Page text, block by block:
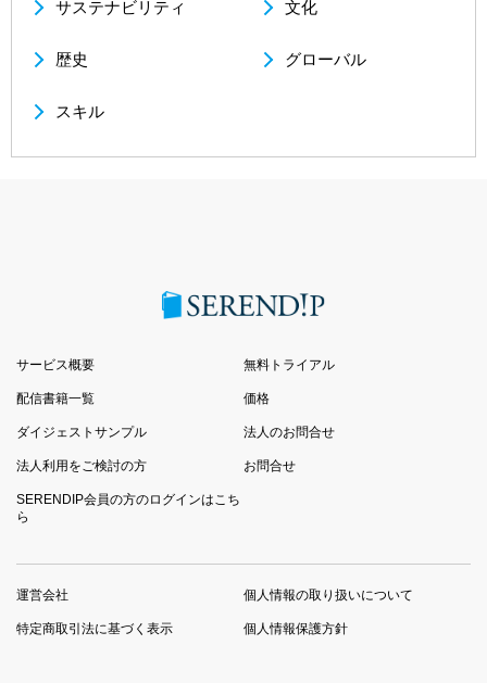
サステナビリティ 文化
歴史 グローバル
スキル
サービス概要
配信書籍一覧
ダイジェストサンプル
法人利用をご検討の方
SERENDIP会員の方のログインはこち
ら
無料トライアル
価格
法人のお問合せ
お問合せ
運営会社 個人情報の取り扱いについて
特定商取引法に基づく表示 個人情報保護方針